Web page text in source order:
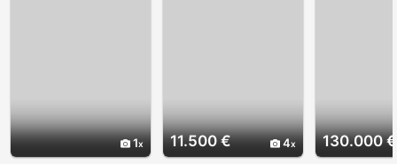
1 11.500 € 4 130.000 €